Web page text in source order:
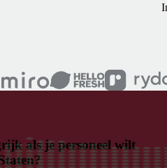
als je personeel wilt